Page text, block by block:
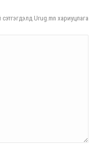
Urug.mn хариуцлага